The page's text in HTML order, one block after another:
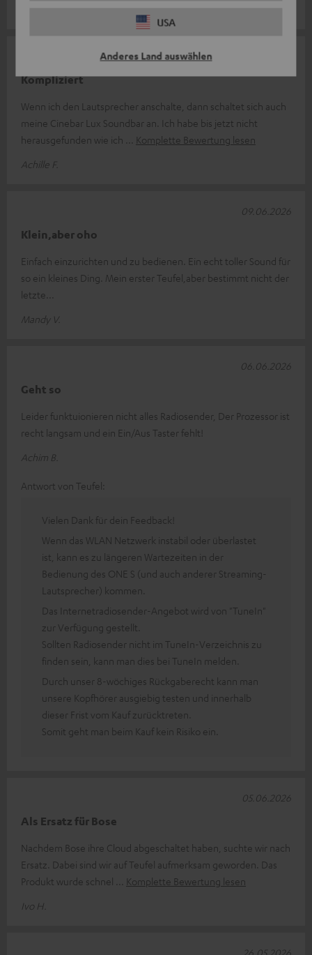
USA
Anderes Land auswählen
Kompliziert
Wenn ich den Lautsprecher anschalte, dann schaltet sich auch
meine Cinebar Lux Soundbar an. Ich habe bis jetzt nicht
herausgefunden wie ich
Komplette Bewertung lesen
Achille F.
Klein,aber oho
Einfach einzurichten und zu bedienen. Ein echt toller Sound für
so ein kleines Ding. Mein erster Teufel,aber bestimmt nicht der
letzte...
Mandy V.
09.06.2026
Geht so
Leider funktuionieren nicht alles Radiosender, Der Prozessor ist
recht langsam und ein Ein/Aus Taster fehlt!
Achim B.
06.06.2026
Antwort von Teufel:
Vielen Dank für dein Feedback!
Wenn das WLAN Netzwerk instabil oder überlastet
ist, kann es zu längeren Wartezeiten in der
Bedienung des ONE S (und auch anderer Streaming-
Lautsprecher) kommen.
Das Internetradiosender-Angebot wird von "TuneIn"
zur Verfügung gestellt.
Sollten Radiosender nicht im TuneIn-Verzeichnis zu
finden sein, kann man dies bei TuneIn melden.
Durch unser 8-wöchiges Rückgaberecht kann man
unsere Kopfhörer ausgiebig testen und innerhalb
dieser Frist vom Kauf zurücktreten.
Somit geht man beim Kauf kein Risiko ein.
Als Ersatz für Bose
Nachdem Bose ihre Cloud abgeschaltet haben, suchte wir nach
Ersatz. Dabei sind wir auf Teufel aufmerksam geworden. Das
Produkt wurde schnel
Komplette Bewertung lesen
Ivo H.
05.06.2026
26.05.2026